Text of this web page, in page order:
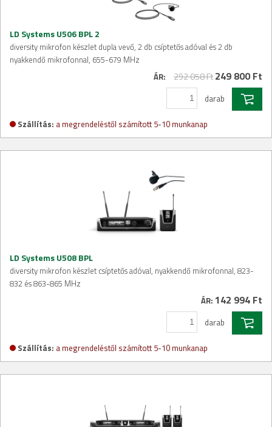
LD Systems U506 BPL 2
diversity mikrofon készlet dupla vevő, 2 db csíptetős adóval és 2 db
nyakkendő mikrofonnal, 655-679 MHz
ÁR:
292 058 Ft249 800 Ft
darab
Szállítás: a megrendeléstől számított 5-10 munkanap
LD Systems U508 BPL
diversity mikrofon készlet csíptetős adóval, nyakkendő mikrofonnal, 823-
832 és 863-865 MHz
ÁR: 142 994 Ft
darab
Szállítás: a megrendeléstől számított 5-10 munkanap